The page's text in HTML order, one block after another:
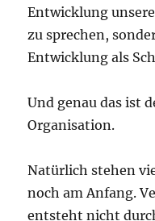
Entwicklung
zu sprechen,
Entwicklung als
Und genau das ist
Organisation.
Natürlich stehen
noch am Anfang.
entsteht nicht